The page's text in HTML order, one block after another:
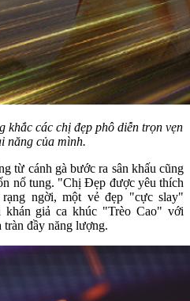
khắc các chị đẹp phô diễn trọn vẹn
năng của mình.
từ cánh gà bước ra sân khấu cũng
nổ tung. "Chị Đẹp được yêu thích
ngời, một vẻ đẹp "cực slay"
khán giả ca khúc "Trèo Cao" với
đầy năng lượng.